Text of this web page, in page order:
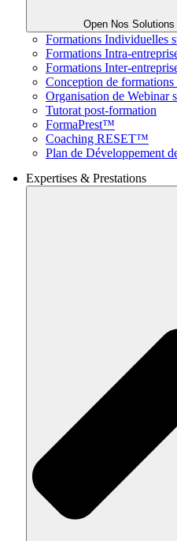
Open Nos Solutions
Formations Individuelles
Formations Intra-
Formations Inter-
Conception de formations
Organisation de Webinar
Tutorat post-formation
FormaPrest™
Coaching RESET™
Plan de Développement
Expertises & Prestations